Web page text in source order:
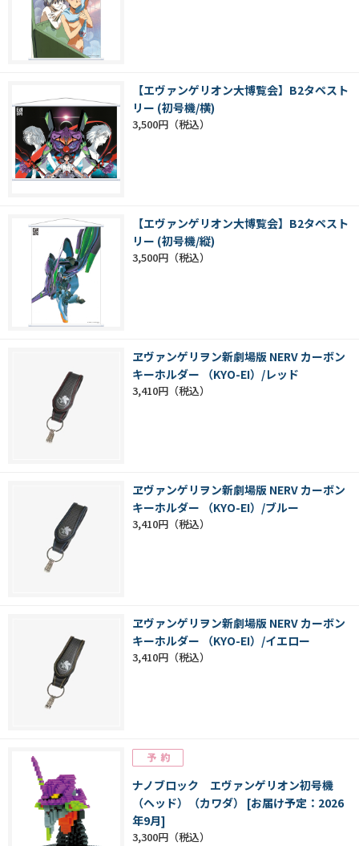
【エヴァンゲリオン大博覧会】B2タペスト
リー (初号機/横)
3,500円
【エヴァンゲリオン大博覧会】B2タペスト
リー (初号機/縦)
3,500円
ヱヴァンゲリヲン新劇場版 NERV カーボン
キーホルダー （KYO-EI）/レッド
3,410円
ヱヴァンゲリヲン新劇場版 NERV カーボン
キーホルダー （KYO-EI）/ブルー
3,410円
ヱヴァンゲリヲン新劇場版 NERV カーボン
キーホルダー （KYO-EI）/イエロー
3,410円
ナノブロック エヴァンゲリオン初号機
（ヘッド）（カワダ） [お届け予定：2026
年9月]
3,300円